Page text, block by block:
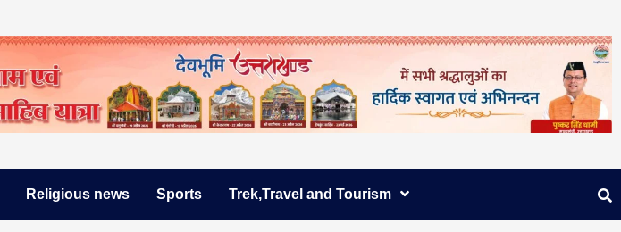
Religious news Sports Trek,Travel and Tourism